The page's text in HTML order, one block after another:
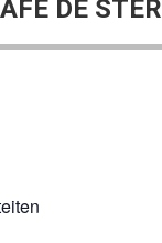
DE STER